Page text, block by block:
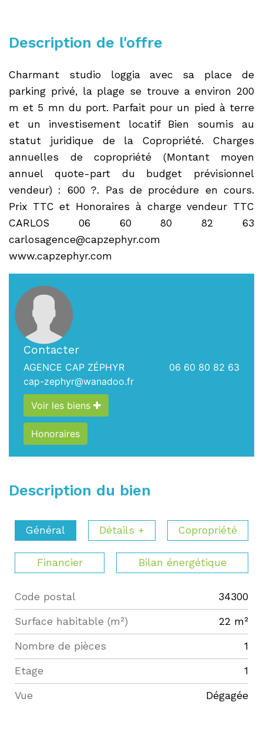
Description de l'offre
Charmant studio loggia avec sa place de
parking privé, la plage se trouve a environ 200
m et 5 mn du port. Parfait pour un pied à terre
et un investisement locatif Bien soumis au
statut juridique de la Copropriété. Charges
annuelles de copropriété (Montant moyen
annuel quote-part du budget prévisionnel
vendeur) : 600 ?. Pas de procédure en cours.
Prix TTC et Honoraires à charge vendeur TTC
CARLOS 06 60 80 82 63
carlosagence@capzephyr.com
www.capzephyr.com
Contacter
AGENCE CAP ZÉPHYR
06 60 80 82 63
cap-zephyr@wanadoo.fr
Voir les biens
Honoraires
Description du bien
Général Détails + Copropriété
Financier Bilan énergétique
Label Value
Code postal 34300
Surface habitable (m²) 22 m²
Nombre de pièces 1
Etage 1
Vue Dégagée